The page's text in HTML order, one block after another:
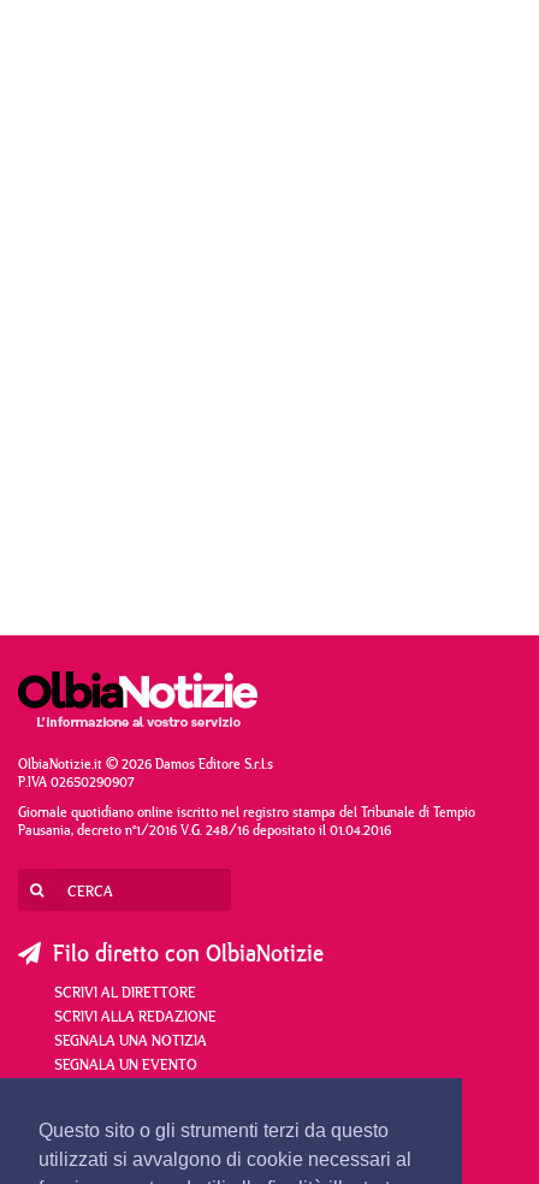
Questo sito o gli strumenti terzi da questo
utilizzati si avvalgono di cookie necessari al
OlbiaNotizie.it © 2026 Damos Editore S.r.l.s
P.IVA 02650290907
Giornale quotidiano online iscritto nel registro stampa del Tribunale di Tempio
Pausania, decreto n°1/2016 V.G. 248/16 depositato il 01.04.2016
Filo diretto con OlbiaNotizie
SCRIVI AL DIRETTORE
SCRIVI ALLA REDAZIONE
SEGNALA UNA NOTIZIA
SEGNALA UN EVENTO
redazione@olbianotizie.it